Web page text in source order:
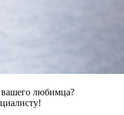
любимца?